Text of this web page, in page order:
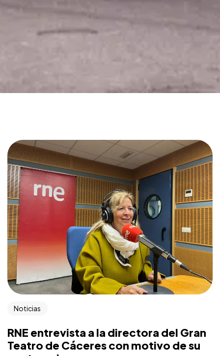
Noticias
RNE entrevista a la directora del Gran
Teatro de Cáceres con motivo de su